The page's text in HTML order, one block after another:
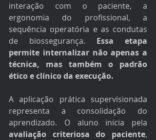
interação com o paciente, a
ergonomia do profissional, a
sequência operatória e as condutas
de biossegurança. Essa etapa
permite internalizar não apenas a
técnica, mas também o padrão
ético e clínico da execução.
A aplicação prática supervisionada
representa a consolidação do
avaliação criteriosa do paciente,